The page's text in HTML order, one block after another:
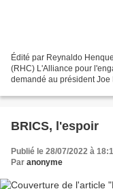
Édité par Reynaldo
(RHC) L'Alliance pour
demandé au président
BRICS, l'espoir
Publié le 28/07/2022 à
Par anonyme